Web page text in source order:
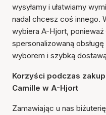
wysyłamy i ułatwiamy
nadal chcesz coś innego.
wybiera A-Hjort, ponieważ
spersonalizowaną
wyborem i szybką
Korzyści podczas
Camille w A-Hjort
Zamawiając u nas